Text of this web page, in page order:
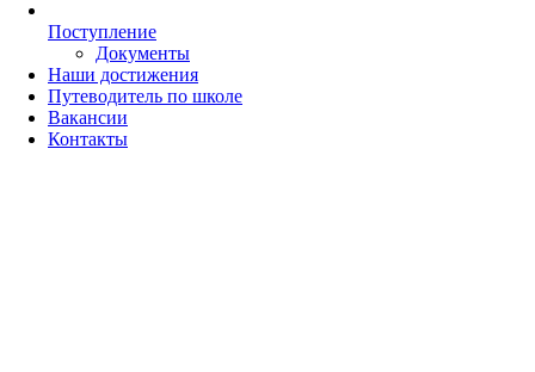
Поступление
Документы
Наши достижения
Путеводитель по школе
Вакансии
Контакты